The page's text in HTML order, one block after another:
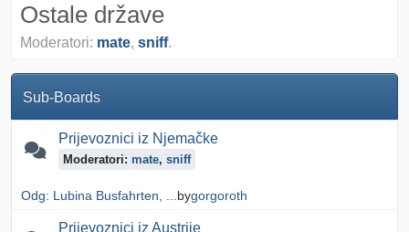
Ostale države
Moderatori: mate, sniff.
Sub-Boards
Prijevoznici iz Njemačke
Moderatori: mate, sniff
Odg: Lubina Busfahrten, ... bygorgoroth
Prijevoznici iz Austrije